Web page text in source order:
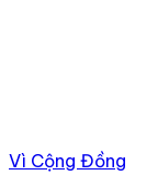
Vì Cộng Đồng